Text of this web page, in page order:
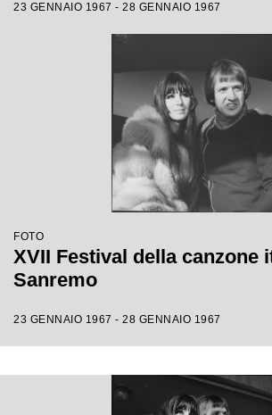
23 GENNAIO 1967 - 28 GENNAIO 1967
FOTO
XVII Festival della canzone
Sanremo
23 GENNAIO 1967 - 28 GENNAIO 1967